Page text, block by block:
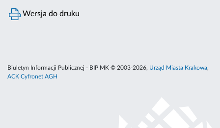
Wersja do druku
Biuletyn Informacji Publicznej - BIP MK © 2003-2026, Urząd Miasta Krakowa,
ACK Cyfronet AGH